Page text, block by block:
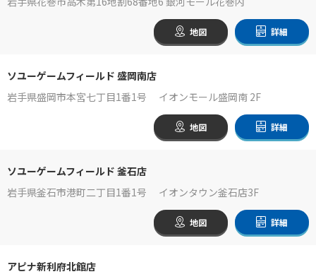
地図 詳細
ソユーゲームフィールド 盛岡南店
岩手県盛岡市本宮七丁目1番1号 イオンモール盛岡南 2F
地図 詳細
ソユーゲームフィールド 釜石店
岩手県釜石市港町二丁目1番1号 イオンタウン釜石店3F
地図 詳細
アピナ新利府北館店